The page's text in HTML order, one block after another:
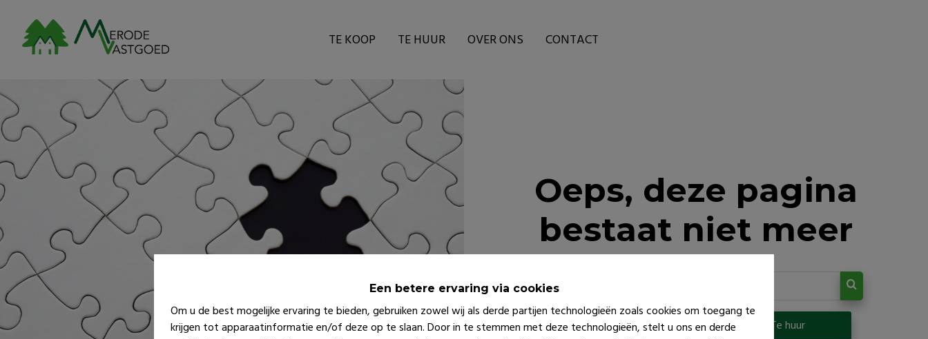
Een betere ervaring via cookies
Om u de best mogelijke ervaring te bieden, gebruiken zowel wij als derde partijen technologieën zoals cookies om toegang te
krijgen tot apparaatinformatie en/of deze op te slaan. Door in te stemmen met deze technologieën, stelt u ons en derde
TE KOOP TE HUUR OVER ONS CONTACT
Oeps, deze pagina
bestaat niet meer
Te koop Te huur